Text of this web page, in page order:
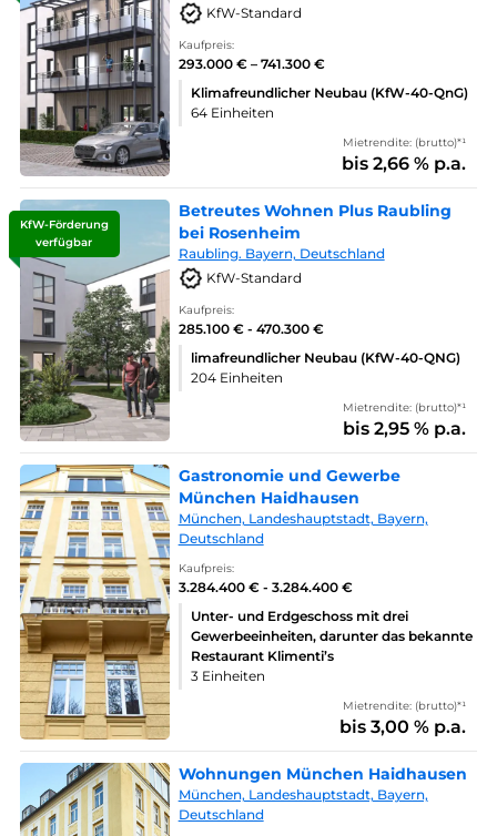
KfW-Standard
Kaufpreis:
293.000 € – 741.300 €
Klimafreundlicher Neubau (KfW-40-QnG)
64 Einheiten
Mietrendite: (brutto)*¹
bis 2,66 % p.a.
KfW-Förderung
verfügbar
Betreutes Wohnen Plus Raubling
bei Rosenheim
Raubling. Bayern, Deutschland
KfW-Standard
Kaufpreis:
285.100 € - 470.300 €
limafreundlicher Neubau (KfW-40-QNG)
204 Einheiten
Mietrendite: (brutto)*¹
bis 2,95 % p.a.
Gastronomie und Gewerbe
München Haidhausen
München, Landeshauptstadt, Bayern,
Deutschland
Kaufpreis:
3.284.400 € - 3.284.400 €
Unter- und Erdgeschoss mit drei
Gewerbeeinheiten, darunter das bekannte
Restaurant Klimenti’s
3 Einheiten
Mietrendite: (brutto)*¹
bis 3,00 % p.a.
Wohnungen München Haidhausen
München, Landeshauptstadt, Bayern,
Deutschland